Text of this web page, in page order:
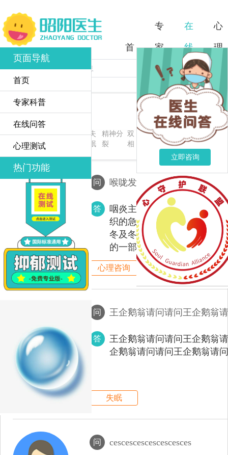
首
专
家
科
在
线
问
答
心
理
测
试
在线问答
全部问
答
产品
003
产品
失
眠
精神分
裂
双
相
失
新型冠状病
心理咨
询
秦医生
主任医师
认证医生
问
答
喉咙发炎怎么办
咽炎主要分为急性咽炎、慢
织的急性炎症，常为上呼吸
冬及冬春之交。慢性咽炎为
的一部分。多见于成年人，
来，病因不明，临床上很少
心理咨询
陈医生
主任医师
认证医生
问
答
王企鹅翁请问请问王企鹅翁
企鹅翁请问请问王企鹅翁请
失眠
问 cescescescescescesces
立即咨询
页面导航
首页
专家科普
在线问答
心理测试
热门功能